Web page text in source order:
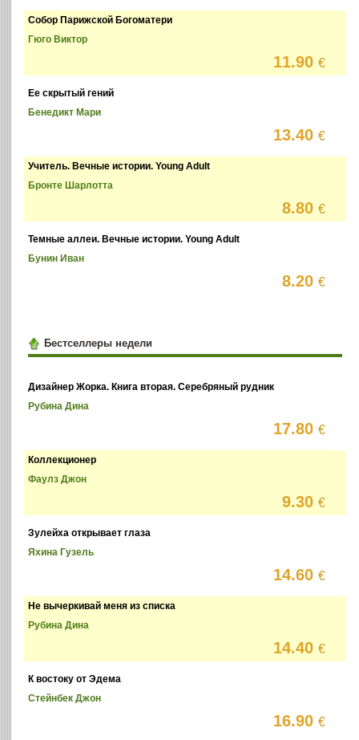
Собор Парижской Богоматери
Гюго Виктор
11.90€
Ее скрытый гений
Бенедикт Мари
13.40€
Учитель. Вечные истории. Young Adult
Бронте Шарлотта
8.80€
Темные аллеи. Вечные истории. Young Adult
Бунин Иван
8.20€
Бестселлеры недели
Дизайнер Жорка. Книга вторая. Серебряный рудник
Рубина Дина
17.80€
Коллекционер
Фаулз Джон
9.30€
Зулейха открывает глаза
Яхина Гузель
14.60€
Не вычеркивай меня из списка
Рубина Дина
14.40€
К востоку от Эдема
Стейнбек Джон
16.90€